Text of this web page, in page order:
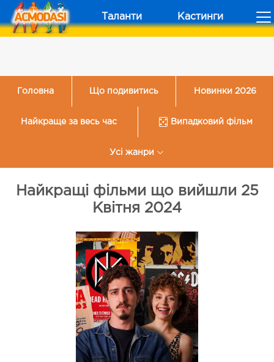
Таланти Кастинги
Головна Що подивитись Новинки 2026
Найкраще за весь час Випадковий фільм
Усі жанри
Найкращі фільми що вийшли 25
Квітня 2024